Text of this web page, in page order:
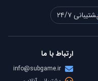
۲۴/۷
ارتباط با ما
info@subgame.ir